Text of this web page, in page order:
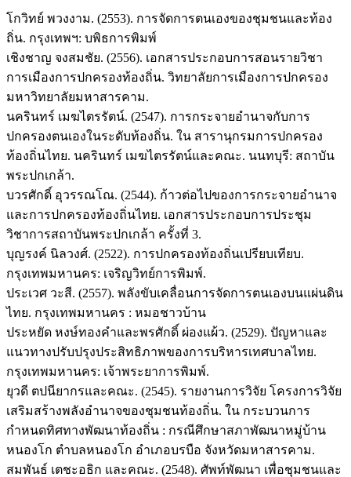
โกวิทย์ พวงงาม. (2553). การจัดการตนเองของชุมชนและท้อง
ถิ่น. กรุงเทพฯ: บพิธการพิมพ์
เชิงชาญ จงสมชัย. (2556). เอกสารประกอบการสอนรายวิชา
การเมืองการปกครองท้องถิ่น. วิทยาลัยการเมืองการปกครอง
มหาวิทยาลัยมหาสารคาม.
นครินทร์ เมฆไตรรัตน์. (2547). การกระจายอำนาจกับการ
ปกครองตนเองในระดับท้องถิ่น. ใน สารานุกรมการปกครอง
ท้องถิ่นไทย. นครินทร์ เมฆไตรรัตน์และคณะ. นนทบุรี: สถาบัน
พระปกเกล้า.
บวรศักดิ์ อุวรรณโณ. (2544). ก้าวต่อไปของการกระจายอำนาจ
และการปกครองท้องถิ่นไทย. เอกสารประกอบการประชุม
วิชาการสถาบันพระปกเกล้า ครั้งที่ 3.
บุญรงค์ นิลวงศ์. (2522). การปกครองท้องถิ่นเปรียบเทียบ.
กรุงเทพมหานคร: เจริญวิทย์การพิมพ์.
ประเวศ วะสี. (2557). พลังขับเคลื่อนการจัดการตนเองบนแผ่นดิน
ไทย. กรุงเทพมหานคร : หมอชาวบ้าน
ประหยัด หงษ์ทองคำและพรศักดิ์ ผ่องแผ้ว. (2529). ปัญหาและ
แนวทางปรับปรุงประสิทธิภาพของการบริหารเทศบาลไทย.
กรุงเทพมหานคร: เจ้าพระยาการพิมพ์.
ยุวดี ตปนียากรและคณะ. (2545). รายงานการวิจัย โครงการวิจัย
เสริมสร้างพลังอำนาจของชุมชนท้องถิ่น. ใน กระบวนการ
กำหนดทิศทางพัฒนาท้องถิ่น : กรณีศึกษาสภาพัฒนาหมู่บ้าน
หนองโก ตำบลหนองโก อำเภอบรบือ จังหวัดมหาสารคาม.
สมพันธ์ เตชะอธิก และคณะ. (2548). ศัพท์พัฒนา เพื่อชุมชนและ